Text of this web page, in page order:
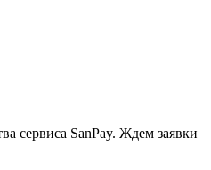
сервиса SanPay. Ждем заявки